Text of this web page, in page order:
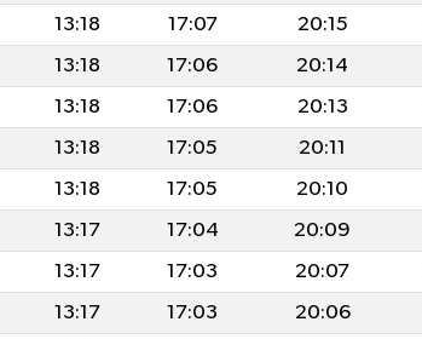
13:18 17:07 20:15
13:18 17:06 20:14
13:18 17:06 20:13
13:18 17:05 20:11
13:18 17:05 20:10
13:17 17:04 20:09
13:17 17:03 20:07
13:17 17:03 20:06